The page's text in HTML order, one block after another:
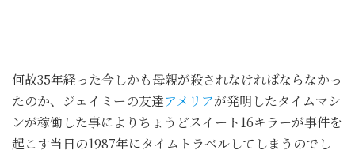
何故35年経った今しかも母親が殺されなければならなかっ
たのか、ジェイミーの友達アメリアが発明したタイムマシ
ンが稼働した事によりちょうどスイート16キラーが事件を
起こす当日の1987年にタイムトラベルしてしまうのでし